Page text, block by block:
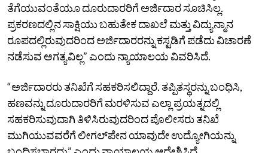
ತೆಗೆಯುವಂತೆಯೂ ದೂರುದಾರರಿಗೆ ಅರ್ಜಿದಾರ ಸೂಚಿಸಿಲ್ಲ.
ಪ್ರಕರಣದಲ್ಲಿನ ಸಾಕ್ಷಿಯು ಬಹುತೇಕ ದಾಖಲೆ ಮತ್ತು ವಿದ್ಯುನ್ಮಾನ
ರೂಪದಲ್ಲಿರುವುದರಿಂದ ಅರ್ಜಿದಾರರನ್ನು ಕಸ್ಟಡಿಗೆ ಪಡೆದು ವಿಚಾರಣೆ
ನಡೆಸುವ ಅಗತ್ಯವಿಲ್ಲ” ಎಂದು ನ್ಯಾಯಾಲಯ ವಿವರಿಸಿದೆ.
“ಅರ್ಜಿದಾರರು ತನಿಖೆಗೆ ಸಹಕರಿಸಲಿದ್ದಾರೆ. ತಪ್ಪಿತಸ್ಥರನ್ನು ಬಂಧಿಸಿ,
ಹಣವನ್ನು ದೂರುದಾರರಿಗೆ ಮರಳಿಸುವ ಎಲ್ಲಾ ಪ್ರಯತ್ನದಲ್ಲಿ
ಸಹಕರಿಸುವುದಾಗಿ ತಿಳಿಸಿರುವುದರಿಂದ ಪೊಲೀಸರು ತನಿಖೆ
ಮುಗಿಯುವವರೆಗೆ ಲೀಗಲ್‌ಪೇನ ಯಾವುದೇ ಉದ್ಯೋಗಿಯನ್ನು